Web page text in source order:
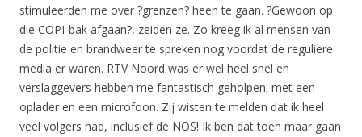
stimuleerden me over ?grenzen? heen te gaan. ?Gewoon op
die COPI-bak afgaan?, zeiden ze. Zo kreeg ik al mensen van
de politie en brandweer te spreken nog voordat de reguliere
media er waren. RTV Noord was er wel heel snel en
verslaggevers hebben me fantastisch geholpen; met een
oplader en een microfoon. Zij wisten te melden dat ik heel
veel volgers had, inclusief de NOS! Ik ben dat toen maar gaan